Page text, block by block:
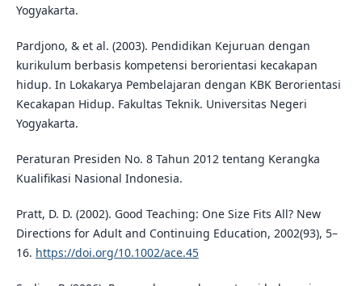
Yogyakarta.
Pardjono, & et al. (2003). Pendidikan Kejuruan dengan
kurikulum berbasis kompetensi berorientasi kecakapan
hidup. In Lokakarya Pembelajaran dengan KBK Berorientasi
Kecakapan Hidup. Fakultas Teknik. Universitas Negeri
Yogyakarta.
Peraturan Presiden No. 8 Tahun 2012 tentang Kerangka
Kualifikasi Nasional Indonesia.
Pratt, D. D. (2002). Good Teaching: One Size Fits All? New
Directions for Adult and Continuing Education, 2002(93), 5–
16. https://doi.org/10.1002/ace.45